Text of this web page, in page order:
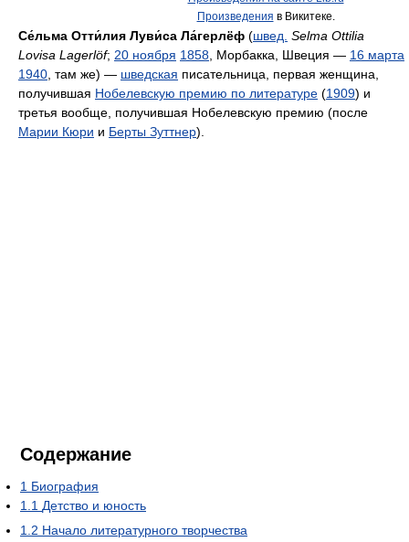
Произведения в Викитеке.
Се́льма Отти́лия Луви́са Ла́герлёф (швед. Selma Ottilia
Lovisa Lagerlöf; 20 ноября 1858 , Морбакка, Швеция — 16 марта
1940 , там же) — шведская писательница, первая женщина,
получившая Нобелевскую премию по литературе (1909) и
третья вообще, получившая Нобелевскую премию (после
Марии Кюри и Берты Зуттнер).
Содержание
1 Биография
1.1 Детство и юность
1.2 Начало литературного творчества